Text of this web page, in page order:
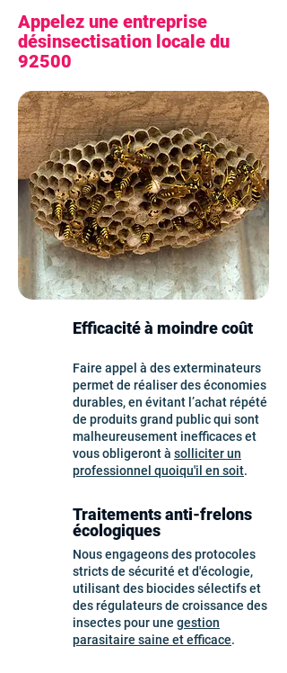
Appelez une entreprise
désinsectisation locale du
92500
Efficacité à moindre coût
Faire appel à des exterminateurs
permet de réaliser des économies
durables, en évitant l’achat répété
de produits grand public qui sont
malheureusement inefficaces et
vous obligeront à solliciter un
professionnel quoiqu'il en soit.
Traitements anti-frelons
écologiques
Nous engageons des protocoles
stricts de sécurité et d'écologie,
utilisant des biocides sélectifs et
des régulateurs de croissance des
insectes pour une gestion
parasitaire saine et efficace.